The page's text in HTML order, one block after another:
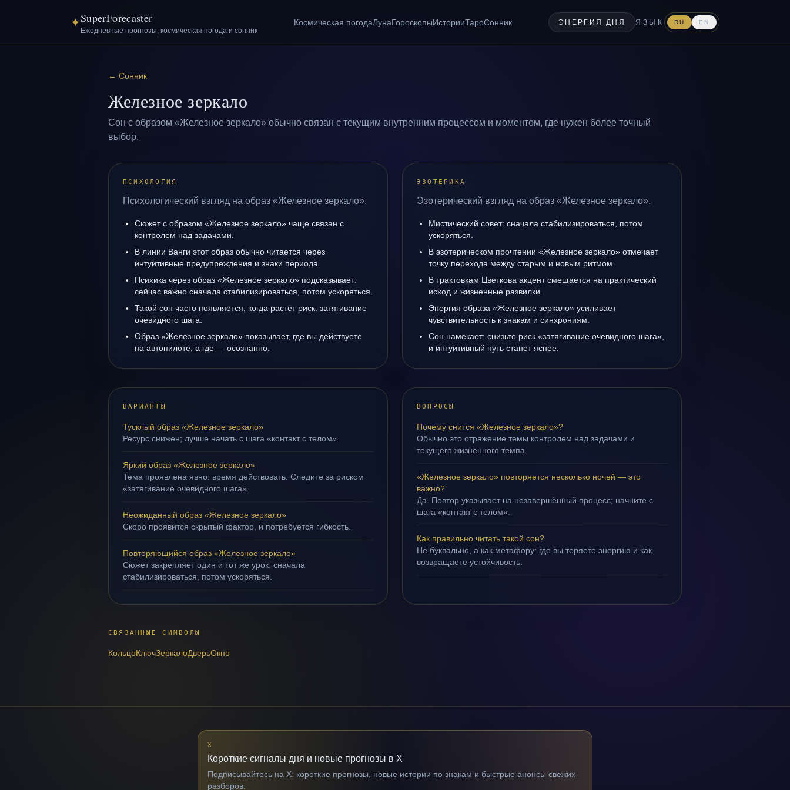
✦SuperForecaster
Ежедневные прогнозы, космическая погода и сонник
Космическая погодаЛунаГороскопыИсторииТароСонник ЭНЕРГИЯ ДНЯ ЯЗЫК RU EN
← Сонник
Железное зеркало
Сон с образом «Железное зеркало» обычно связан с текущим внутренним процессом и моментом, где нужен более точный
выбор.
ПСИХОЛОГИЯ
Психологический взгляд на образ «Железное зеркало».
Сюжет с образом «Железное зеркало» чаще связан с
контролем над задачами.
В линии Ванги этот образ обычно читается через
интуитивные предупреждения и знаки периода.
Психика через образ «Железное зеркало» подсказывает:
сейчас важно сначала стабилизироваться, потом ускоряться.
Такой сон часто появляется, когда растёт риск: затягивание
очевидного шага.
Образ «Железное зеркало» показывает, где вы действуете
на автопилоте, а где — осознанно.
ЭЗОТЕРИКА
Эзотерический взгляд на образ «Железное зеркало».
Мистический совет: сначала стабилизироваться, потом
ускоряться.
В эзотерическом прочтении «Железное зеркало» отмечает
точку перехода между старым и новым ритмом.
В трактовкам Цветкова акцент смещается на практический
исход и жизненные развилки.
Энергия образа «Железное зеркало» усиливает
чувствительность к знакам и синхрониям.
Сон намекает: снизьте риск «затягивание очевидного шага»,
и интуитивный путь станет яснее.
ВАРИАНТЫ
Тусклый образ «Железное зеркало»
Ресурс снижен; лучше начать с шага «контакт с телом».
Яркий образ «Железное зеркало»
Тема проявлена явно: время действовать. Следите за риском
«затягивание очевидного шага».
Неожиданный образ «Железное зеркало»
Скоро проявится скрытый фактор, и потребуется гибкость.
Повторяющийся образ «Железное зеркало»
Сюжет закрепляет один и тот же урок: сначала
стабилизироваться, потом ускоряться.
ВОПРОСЫ
Почему снится «Железное зеркало»?
Обычно это отражение темы контролем над задачами и
текущего жизненного темпа.
«Железное зеркало» повторяется несколько ночей — это
важно?
Да. Повтор указывает на незавершённый процесс; начните с
шага «контакт с телом».
Как правильно читать такой сон?
Не буквально, а как метафору: где вы теряете энергию и как
возвращаете устойчивость.
СВЯЗАННЫЕ СИМВОЛЫ
КольцоКлючЗеркалоДверьОкно
X
Короткие сигналы дня и новые прогнозы в X
Подписывайтесь на X: короткие прогнозы, новые истории по знакам и быстрые анонсы свежих
разборов.